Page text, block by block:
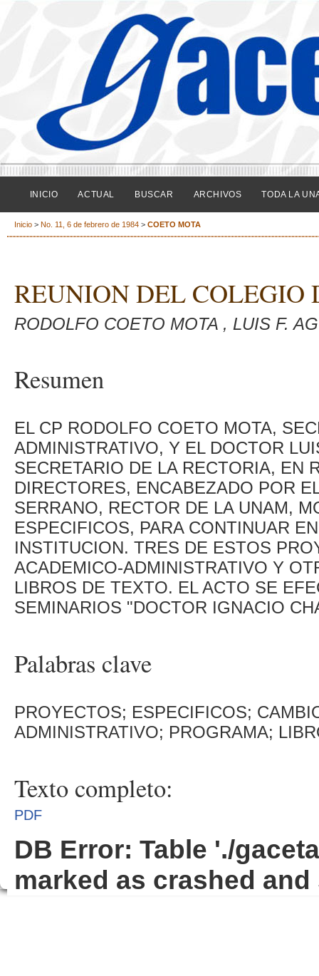
INICIO ACTUAL BUSCAR ARCHIVOS TODA LA
Inicio > No. 11, 6 de febrero de 1984 > COETO MOTA
REUNION DEL COLEGIO
RODOLFO COETO MOTA , LUIS F.
Resumen
EL CP RODOLFO COETO MOTA,
ADMINISTRATIVO, Y EL DOCTOR
SECRETARIO DE LA RECTORIA, EN
DIRECTORES, ENCABEZADO POR
SERRANO, RECTOR DE LA UNAM,
ESPECIFICOS, PARA CONTINUAR
INSTITUCION. TRES DE ESTOS
ACADEMICO-ADMINISTRATIVO Y
LIBROS DE TEXTO. EL ACTO SE
SEMINARIOS "DOCTOR IGNACIO
Palabras clave
PROYECTOS; ESPECIFICOS;
ADMINISTRATIVO; PROGRAMA;
Texto completo:
PDF
DB Error: Table './
marked as crashed